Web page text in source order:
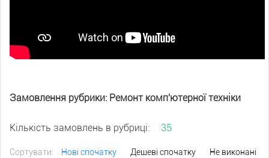
Замовлення рубрики: Ремонт комп'ютерної техніки
Кількість замовлень в рубриці: 35
Сортувати: Нові спочатку Дешеві спочатку
Не виконані